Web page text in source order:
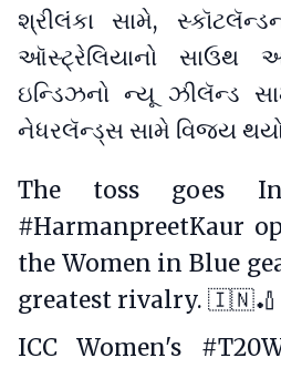
શ્રીલંકા સામે,
ઑસ્ટ્રેલિયાનો સાઉથ
ઇન્ડિઝનો ન્યૂ ઝીલૅન્ડ
નેધરલૅન્ડ્સ સામે વિજય
The toss goes
#HarmanpreetKaur
the Women in Blue
greatest rivalry. 🇮🇳🏏
ICC Women's